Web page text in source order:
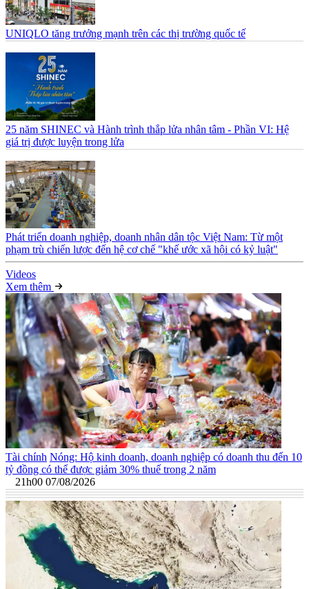
UNIQLO tăng trưởng mạnh trên các thị trường quốc tế
25 năm SHINEC và Hành trình thắp lửa nhân tâm - Phần VI: Hệ
giá trị được luyện trong lửa
Phát triển doanh nghiệp, doanh nhân dân tộc Việt Nam: Từ một
phạm trù chiến lược đến hệ cơ chế "khế ước xã hội có kỷ luật"
Videos
Xem thêm
Tài chính Nóng: Hộ kinh doanh, doanh nghiệp có doanh thu đến 10
tỷ đồng có thể được giảm 30% thuế trong 2 năm
21h00 07/08/2026